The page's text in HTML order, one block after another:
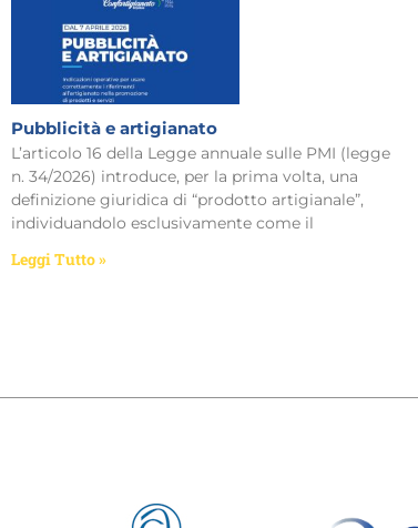
Pubblicità e artigianato
L’articolo 16 della Legge annuale sulle PMI (legge
n. 34/2026) introduce, per la prima volta, una
definizione giuridica di “prodotto artigianale”,
individuandolo esclusivamente come il
Leggi Tutto »